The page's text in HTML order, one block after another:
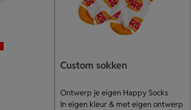
Custom sokken
Ontwerp je eigen Happy Socks
In eigen kleur & met eigen ontwerp